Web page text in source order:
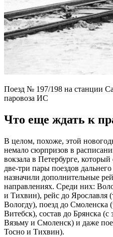
Поезд № 197/198 на станции
паровоза ИС
Что еще ждать к
В целом, похоже, этой
немало сюрпризов в
вокзала в Петербурге,
две-три пары поездов
назначили дополнительные
направлениях. Среди них:
и Тихвин), рейс до Ярославля
Вологду), поезд до Смоленска
Витебск), состав до Брянска
Вязьму и Смоленск) и даже
Тосно и Тихвин).